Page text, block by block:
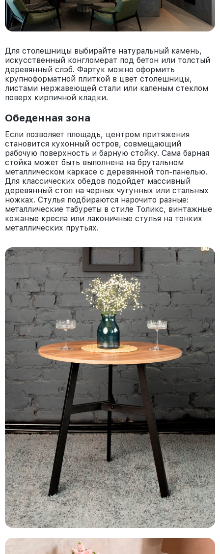
Для столешницы выбирайте натуральный камень,
искусственный конгломерат под бетон или толстый
деревянный слэб. Фартук можно оформить
крупноформатной плиткой в цвет столешницы,
листами нержавеющей стали или каленым стеклом
поверх кирпичной кладки.
Обеденная зона
Если позволяет площадь, центром притяжения
становится кухонный остров, совмещающий
рабочую поверхность и барную стойку. Сама барная
стойка может быть выполнена на брутальном
металлическом каркасе с деревянной топ-панелью.
Для классических обедов подойдет массивный
деревянный стол на черных чугунных или стальных
ножках. Стулья подбираются нарочито разные:
металлические табуреты в стиле Толикс, винтажные
кожаные кресла или лаконичные стулья на тонких
металлических прутьях.